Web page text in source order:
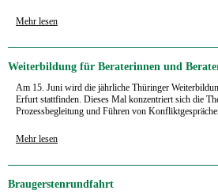
Mehr lesen
Weiterbildung für Beraterinnen und
Am 15. Juni wird die jährliche Thüringer
Erfurt stattfinden. Dieses Mal konzentriert sich die
Prozessbegleitung und Führen von
Mehr lesen
Braugerstenrundfahrt